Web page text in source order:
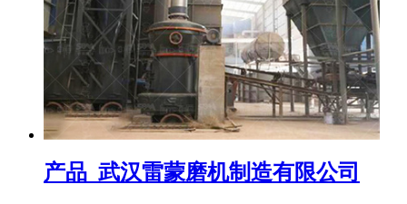
产品_武汉雷蒙磨机制造有限公司